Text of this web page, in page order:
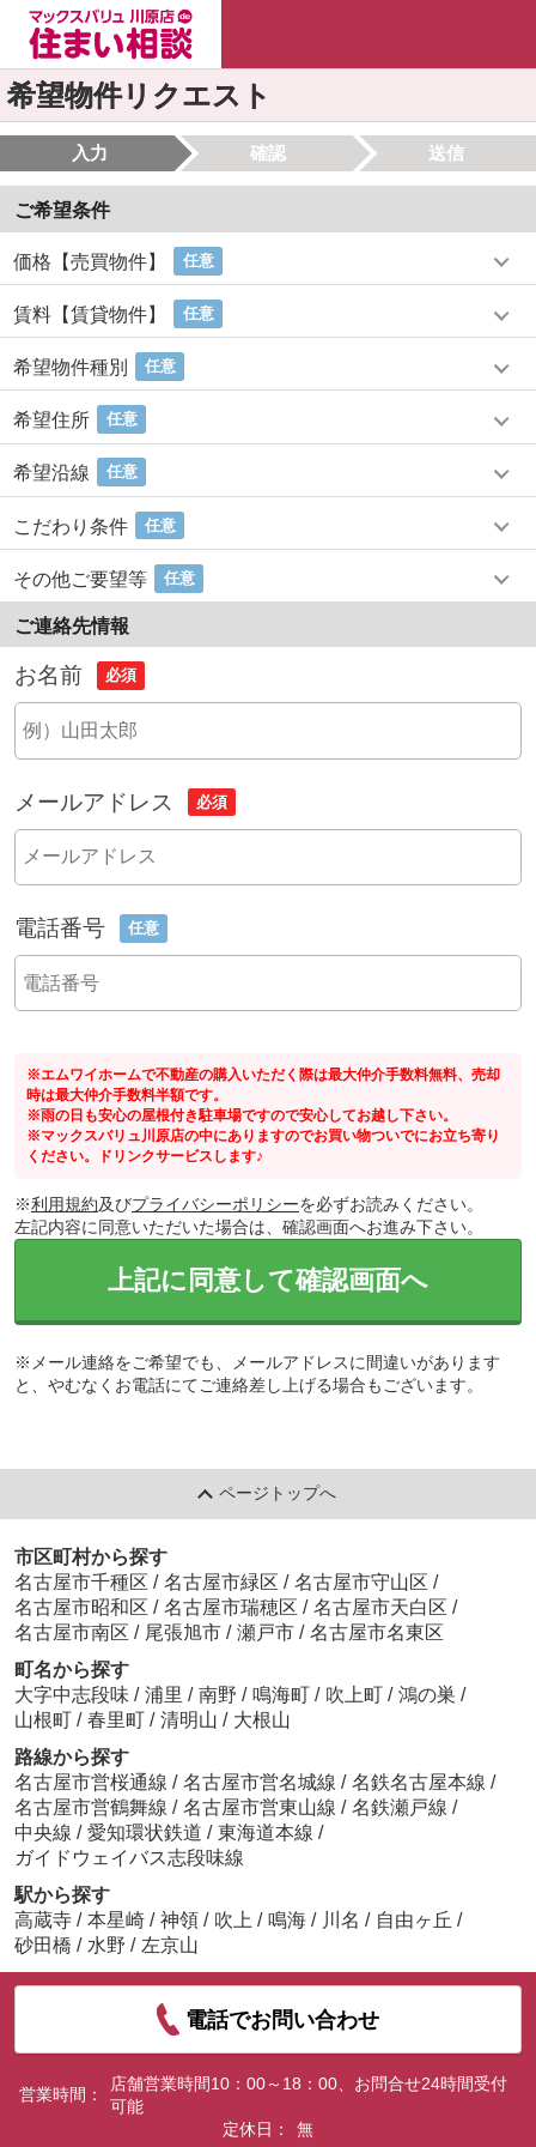
希望物件リクエスト
入力 確認 送信
ご希望条件
価格【売買物件】 任意
賃料【賃貸物件】 任意
希望物件種別 任意
希望住所 任意
希望沿線 任意
こだわり条件 任意
その他ご要望等 任意
ご連絡先情報
お名前 必須
メールアドレス 必須
電話番号 任意
※エムワイホームで不動産の購入いただく際は最大仲介手数料無料、売却
時は最大仲介手数料半額です。
※雨の日も安心の屋根付き駐車場ですので安心してお越し下さい。
※マックスバリュ川原店の中にありますのでお買い物ついでにお立ち寄り
ください。ドリンクサービスします♪
※利用規約及びプライバシーポリシーを必ずお読みください。
左記内容に同意いただいた場合は、確認画面へお進み下さい。
上記に同意して確認画面へ
※メール連絡をご希望でも、メールアドレスに間違いがあります
と、やむなくお電話にてご連絡差し上げる場合もございます。
ページトップへ
市区町村から探す
名古屋市千種区 / 名古屋市緑区 / 名古屋市守山区 /
名古屋市昭和区 / 名古屋市瑞穂区 / 名古屋市天白区 /
名古屋市南区 / 尾張旭市 / 瀬戸市 / 名古屋市名東区
町名から探す
大字中志段味 / 浦里 / 南野 / 鳴海町 / 吹上町 / 鴻の巣 /
山根町 / 春里町 / 清明山 / 大根山
路線から探す
名古屋市営桜通線 / 名古屋市営名城線 / 名鉄名古屋本線 /
名古屋市営鶴舞線 / 名古屋市営東山線 / 名鉄瀬戸線 /
中央線 / 愛知環状鉄道 / 東海道本線 /
ガイドウェイバス志段味線
駅から探す
高蔵寺 / 本星崎 / 神領 / 吹上 / 鳴海 / 川名 / 自由ヶ丘 /
砂田橋 / 水野 / 左京山
電話でお問い合わせ
営業時間：
店舗営業時間10：00～18：00、お問合せ24時間受付
可能
定休日：
無